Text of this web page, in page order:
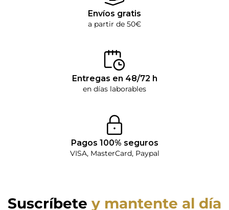
Envíos gratis
a partir de 50€
Entregas en 48/72 h
en días laborables
Pagos 100% seguros
VISA, MasterCard, Paypal
Suscríbete y mantente al día